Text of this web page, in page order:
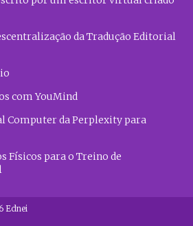
da Tradução Editorial
com YouMind
Computer da Perplexity para
Físicos para o Treino de
Ednei